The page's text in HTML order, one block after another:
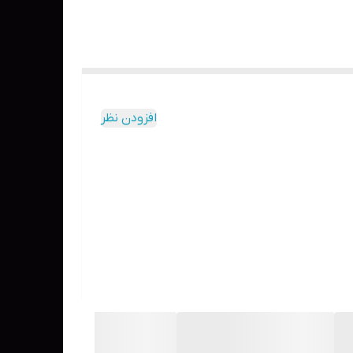
افزودن نظر